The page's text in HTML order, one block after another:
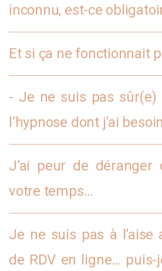
inconnu, est-ce
Et si ça ne fonctionnait
- Je ne suis pas sûr(e)
l’hypnose dont j’ai
J’ai peur de déranger
votre temps…
Je ne suis pas à l’aise
de RDV en ligne… puis-